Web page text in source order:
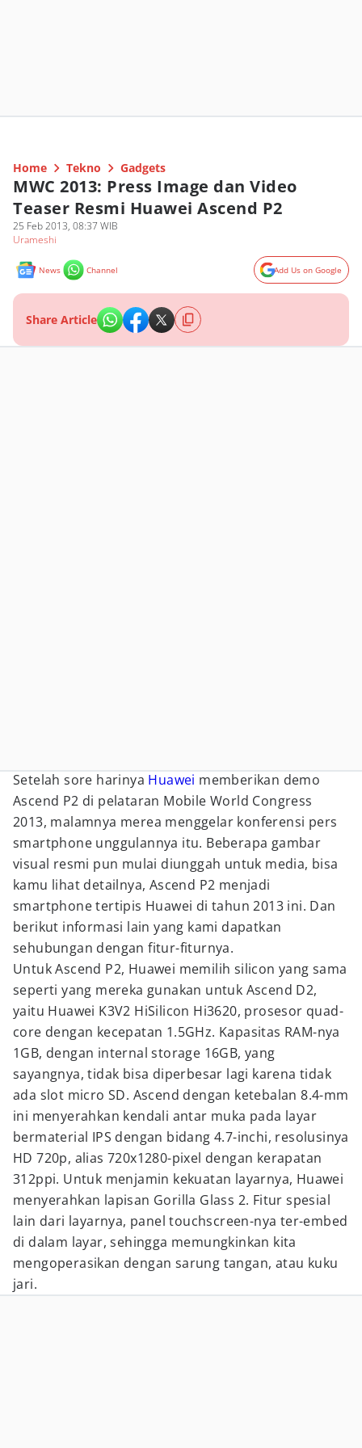
Home Tekno Gadgets
MWC 2013: Press Image dan Video
Teaser Resmi Huawei Ascend P2
25 Feb 2013, 08:37 WIB
Urameshi
News Channel Add Us on Google
Share Article
Setelah sore harinya Huawei memberikan demo
Ascend P2 di pelataran Mobile World Congress
2013, malamnya merea menggelar konferensi pers
smartphone unggulannya itu. Beberapa gambar
visual resmi pun mulai diunggah untuk media, bisa
kamu lihat detailnya, Ascend P2 menjadi
smartphone tertipis Huawei di tahun 2013 ini. Dan
berikut informasi lain yang kami dapatkan
sehubungan dengan fitur-fiturnya.
Untuk Ascend P2, Huawei memilih silicon yang sama
seperti yang mereka gunakan untuk Ascend D2,
yaitu Huawei K3V2 HiSilicon Hi3620, prosesor quad-
core dengan kecepatan 1.5GHz. Kapasitas RAM-nya
1GB, dengan internal storage 16GB, yang
sayangnya, tidak bisa diperbesar lagi karena tidak
ada slot micro SD. Ascend dengan ketebalan 8.4-mm
ini menyerahkan kendali antar muka pada layar
bermaterial IPS dengan bidang 4.7-inchi, resolusinya
HD 720p, alias 720x1280-pixel dengan kerapatan
312ppi. Untuk menjamin kekuatan layarnya, Huawei
menyerahkan lapisan Gorilla Glass 2. Fitur spesial
lain dari layarnya, panel touchscreen-nya ter-embed
di dalam layar, sehingga memungkinkan kita
mengoperasikan dengan sarung tangan, atau kuku
jari.